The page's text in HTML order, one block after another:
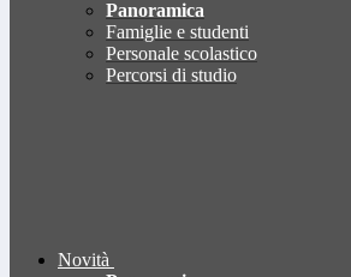
Panoramica
Famiglie e studenti
Personale scolastico
Percorsi di studio
Novità